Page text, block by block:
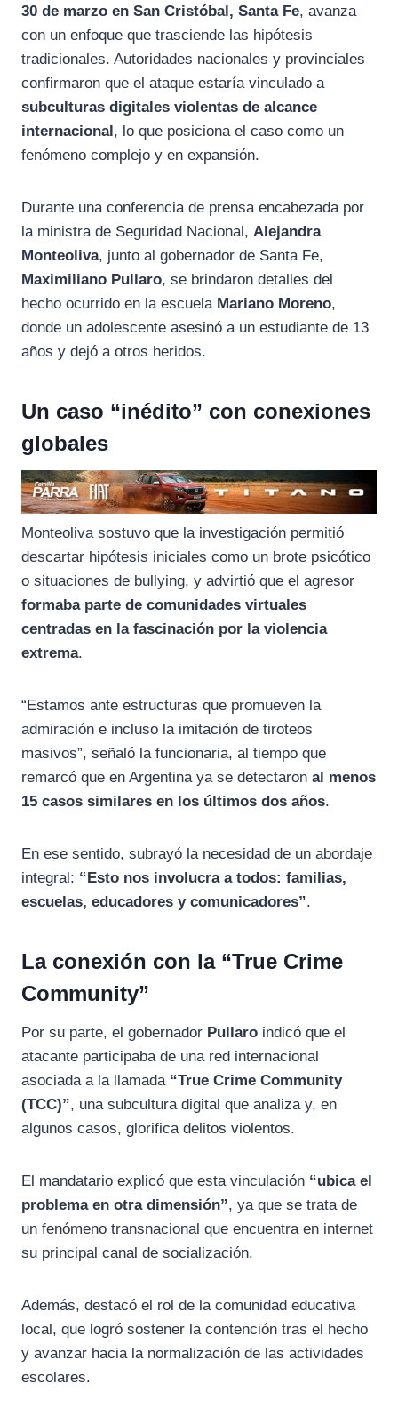
e
b
k
e
g
a
m
t
s
p
30 de marzo en San Cristóbal, Santa Fe, avanza
con un enfoque que trasciende las hipótesis
tradicionales. Autoridades nacionales y provinciales
confirmaron que el ataque estaría vinculado a
subculturas digitales violentas de alcance
internacional, lo que posiciona el caso como un
fenómeno complejo y en expansión.
Durante una conferencia de prensa encabezada por
la ministra de Seguridad Nacional, Alejandra
Monteoliva, junto al gobernador de Santa Fe,
Maximiliano Pullaro, se brindaron detalles del
hecho ocurrido en la escuela Mariano Moreno,
donde un adolescente asesinó a un estudiante de 13
años y dejó a otros heridos.
Un caso “inédito” con conexiones
globales
Monteoliva sostuvo que la investigación permitió
descartar hipótesis iniciales como un brote psicótico
o situaciones de bullying, y advirtió que el agresor
formaba parte de comunidades virtuales
centradas en la fascinación por la violencia
extrema.
“Estamos ante estructuras que promueven la
admiración e incluso la imitación de tiroteos
masivos”, señaló la funcionaria, al tiempo que
remarcó que en Argentina ya se detectaron al menos
15 casos similares en los últimos dos años.
En ese sentido, subrayó la necesidad de un abordaje
integral: “Esto nos involucra a todos: familias,
escuelas, educadores y comunicadores”.
La conexión con la “True Crime
Community”
Por su parte, el gobernador Pullaro indicó que el
atacante participaba de una red internacional
asociada a la llamada “True Crime Community
(TCC)”, una subcultura digital que analiza y, en
algunos casos, glorifica delitos violentos.
El mandatario explicó que esta vinculación “ubica el
problema en otra dimensión”, ya que se trata de
un fenómeno transnacional que encuentra en internet
su principal canal de socialización.
Además, destacó el rol de la comunidad educativa
local, que logró sostener la contención tras el hecho
y avanzar hacia la normalización de las actividades
escolares.